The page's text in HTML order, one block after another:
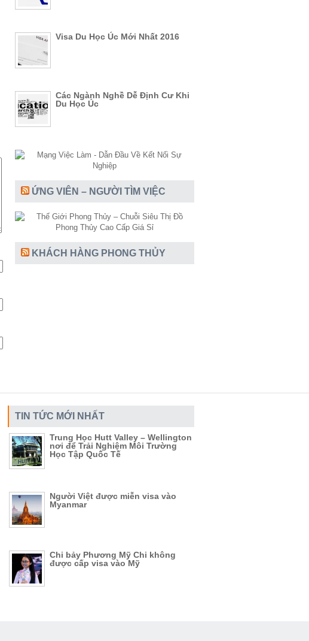
Visa Du Học Úc Mới Nhất 2016
Các Ngành Nghề Dễ Định Cư Khi
Du Học Úc
ỨNG VIÊN – NGƯỜI TÌM VIỆC
KHÁCH HÀNG PHONG THỦY
TIN TỨC MỚI NHẤT
Trung Học Hutt Valley – Wellington
nơi để Trải Nghiệm Môi Trường
Học Tập Quốc Tế
Người Việt được miễn visa vào
Myanmar
Chi bảy Phương Mỹ Chi không
được cấp visa vào Mỹ